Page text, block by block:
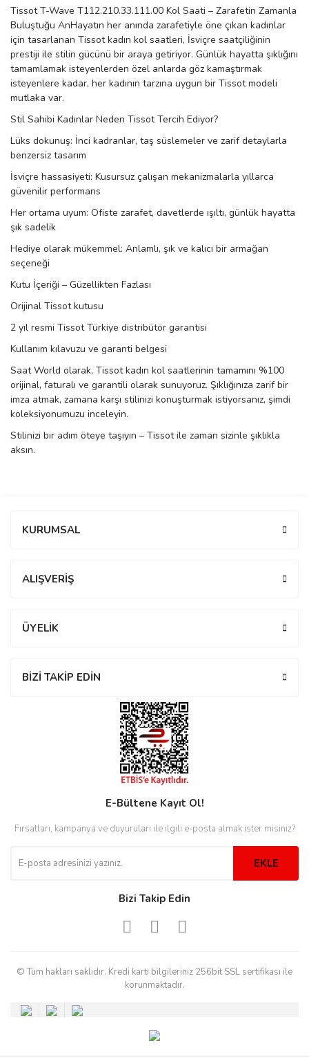
Tissot T-Wave T112.210.33.111.00 Kol Saati – Zarafetin Zamanla
Buluştuğu AnHayatın her anında zarafetiyle öne çıkan kadınlar
için tasarlanan Tissot kadın kol saatleri, İsviçre saatçiliğinin
prestiji ile stilin gücünü bir araya getiriyor. Günlük hayatta şıklığını
tamamlamak isteyenlerden özel anlarda göz kamaştırmak
isteyenlere kadar, her kadının tarzına uygun bir Tissot modeli
mutlaka var.
Stil Sahibi Kadınlar Neden Tissot Tercih Ediyor?
Lüks dokunuş: İnci kadranlar, taş süslemeler ve zarif detaylarla
benzersiz tasarım
İsviçre hassasiyeti: Kusursuz çalışan mekanizmalarla yıllarca
güvenilir performans
Her ortama uyum: Ofiste zarafet, davetlerde ışıltı, günlük hayatta
şık sadelik
Hediye olarak mükemmel: Anlamlı, şık ve kalıcı bir armağan
seçeneği
Kutu İçeriği – Güzellikten Fazlası
Orijinal Tissot kutusu
2 yıl resmi Tissot Türkiye distribütör garantisi
Kullanım kılavuzu ve garanti belgesi
Saat World olarak, Tissot kadın kol saatlerinin tamamını %100
orijinal, faturalı ve garantili olarak sunuyoruz. Şıklığınıza zarif bir
imza atmak, zamana karşı stilinizi konuşturmak istiyorsanız, şimdi
koleksiyonumuzu inceleyin.
Stilinizi bir adım öteye taşıyın – Tissot ile zaman sizinle şıklıkla
aksın.
KURUMSAL
ALIŞVERİŞ
ÜYELİK
BİZİ TAKİP EDİN
E-Bültene Kayıt Ol!
Fırsatları, kampanya ve duyuruları ile ilgili e-posta almak ister misiniz?
EKLE
Bizi Takip Edin
© Tüm hakları saklıdır. Kredi kartı bilgileriniz 256bit SSL sertifikası ile
korunmaktadır.